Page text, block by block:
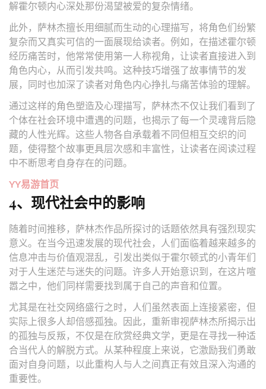
解霍尔顿内心深处那份渴望被爱的复杂情绪。
此外，萨林杰擅长用细腻而生动的心理描写，将角色们纷繁
复杂而又真实可信的一面展现给读者。例如，在描述霍尔顿
经历痛苦时，他常常使用第一人称视角，让读者直接进入到
角色内心，从而引发共鸣。这种技巧增强了故事情节的发
展，同时也加深了读者对角色内心挣扎与痛苦体验的理解。
通过这样的角色塑造及心理描写，萨林杰不仅让我们看到了
个体在社会环境中遭遇的问题，也揭示了每一个灵魂背后隐
藏的人性光辉。这些人物各自承载着不同但相互交织的问
题，使得整个故事更具层次感和丰富性，让读者在阅读过程
中不断思考自身存在的问题。
YY易游首页
4、现代社会中的影响
随着时间推移，萨林杰作品所探讨的话题依然具有强烈现实
意义。在当今迅速发展的现代社会，人们面临着越来越多的
信息冲击与价值观混乱，引发出类似于霍尔顿式的小青年们
对于人生迷茫与迷失的问题。许多人开始意识到，在这片喧
嚣之中，他们同样需要找到属于自己的声音和位置。
尤其是在社交网络盛行之时，人们虽然表面上连接紧密，但
实际上很多人却倍感孤独。因此，重新审视萨林杰所揭示出
的孤独与反叛，不仅是在欣赏经典文学，更是在寻找一种适
合当代人的解脱方式。从某种程度上来说，它激励我们勇敢
面对自身问题，以此重构人与人之间真正有效且深入沟通的
重要性。